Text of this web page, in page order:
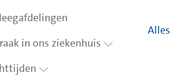
in ons ziekenhuis
Alles